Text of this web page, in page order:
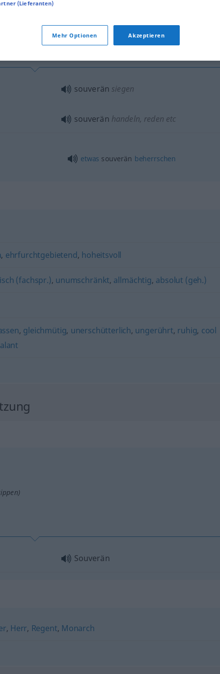
souverän siegen
souverän handeln, reden etc
etwas souverän beherrschen
, ehrfurchtgebietend, hoheitsvoll
(fachspr.), unumschränkt, allmächtig, absolut (geh.)
, gleichmütig, unerschütterlich, ungerührt, ruhig, cool
Souverän
, Herr, Regent, Monarch
(Lieferanten)
Mehr Optionen Akzeptieren